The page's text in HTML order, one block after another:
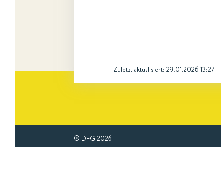
Zuletzt aktualisiert: 29.01.2026 13:27
© DFG 2026